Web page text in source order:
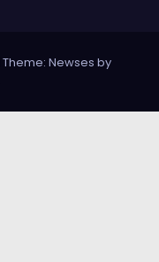
Theme: Newses by